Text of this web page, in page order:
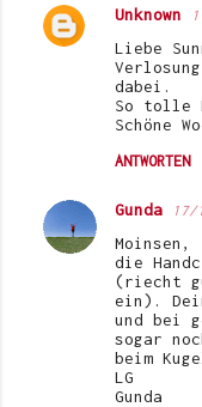
Unknown
Liebe
dabei.
So tolle
Schöne
ANTWORTEN
Gunda 17/
die
(riecht
ein).
und bei
sogar
beim
LG
Gunda